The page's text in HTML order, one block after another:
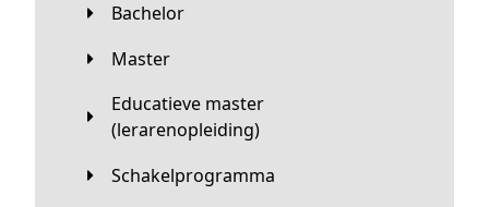
Bachelor
Master
Educatieve master
(lerarenopleiding)
Schakelprogramma